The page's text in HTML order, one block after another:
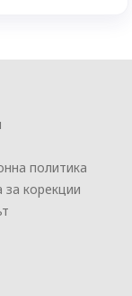
политика
за корекции